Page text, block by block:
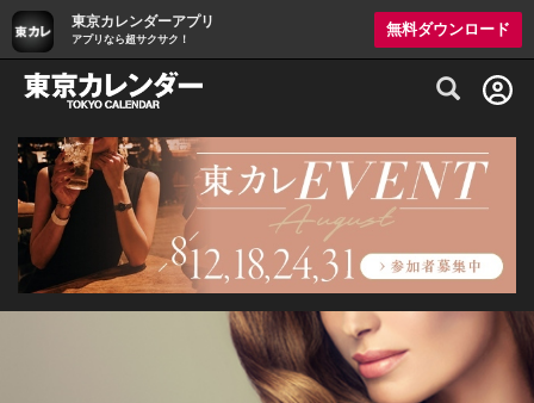
東京カレンダーアプリ
アプリなら超サクサク！
無料ダウンロード
グルメ情報・プレミアムレストラン予約